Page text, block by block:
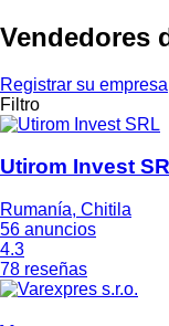
Vendedores
Registrar su empresa
Filtro
Utirom Invest
Rumanía, Chitila
56 anuncios
4.3
78 reseñas